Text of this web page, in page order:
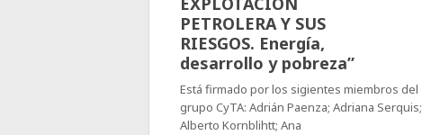
PETROLERA Y SUS
RIESGOS. Energía,
desarrollo y pobreza”
Está firmado por los sigientes miembros del
grupo CyTA: Adrián Paenza; Adriana Serquis;
Alberto Kornblihtt; Ana